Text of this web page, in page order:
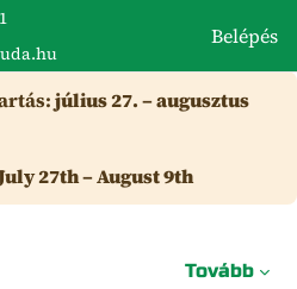
július 27. – augusztus
27th – August 9th
Belépés
Tovább